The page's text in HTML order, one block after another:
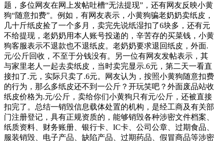
题，多位网友在网上发帖吐槽“无法提现”，还有网友反映小黄
狗“随意扣费”。例如，有网友表示，小黄狗骗老奶奶卖纸皮，
几十斤纸皮捡了一个多月，卖完先说纸湿扣了6块多，还有元
不给提现，老奶奶用本人账号投递的，辛苦存的买菜钱，小黄
狗客服表示不退款也不退纸皮。老奶奶要求退回纸皮，外面.
元/公斤回收，不至于分钱没有。另一位有网友发帖表示，其
与家里老人一起去卖纸皮，当时卖完显示.6元，第二天一看直
接扣了.元，实际只卖了.6元。网友认为，按照小黄狗随意扣费
的行为，那么多纸皮还不到一公斤？开玩笑吧？外面废品站收
纸皮价格为.元/公斤，卖给你们小黄狗只有元/公斤，还被直接
扣完了。总结一销毁信息载体处置的机构，是经工商及有关部
门注册登记，具有正规资质的，能够销毁各种涉密文件档案、
纸质资料、财务账册、银行卡、IC卡、公司公章、过期食品、
服装销毁、电子产品、缺陷产品、过期药品、假冒商品等涉密